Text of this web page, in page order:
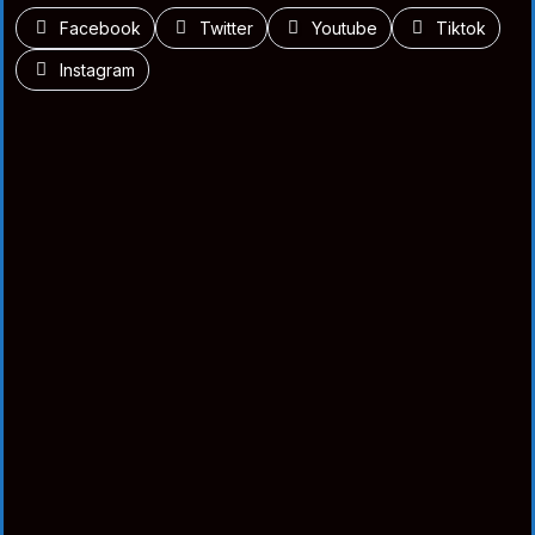
Facebook Twitter Youtube Tiktok
Instagram